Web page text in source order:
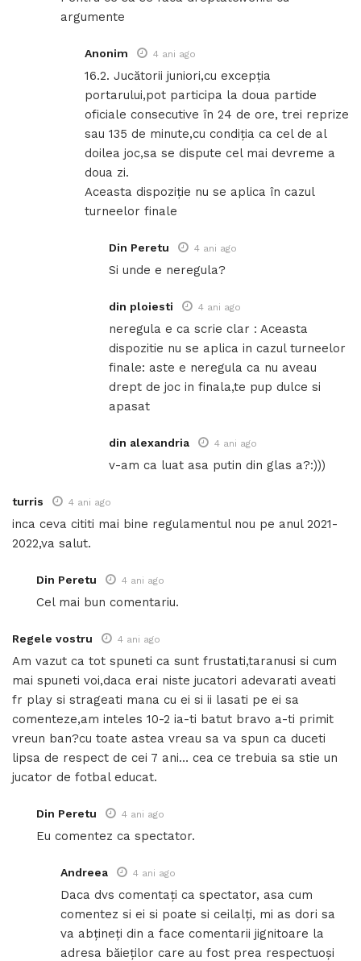
argumente
Anonim 4 ani ago
16.2. Jucătorii juniori,cu excepția
portarului,pot participa la doua partide
oficiale consecutive în 24 de ore, trei reprize
sau 135 de minute,cu condiția ca cel de al
doilea joc,sa se dispute cel mai devreme a
doua zi.
Aceasta dispoziție nu se aplica în cazul
turneelor finale
Din Peretu 4 ani ago
Si unde e neregula?
din ploiesti 4 ani ago
neregula e ca scrie clar : Aceasta
dispozitie nu se aplica in cazul turneelor
finale: aste e neregula ca nu aveau
drept de joc in finala,te pup dulce si
apasat
din alexandria 4 ani ago
v-am ca luat asa putin din glas a?:)))
turris 4 ani ago
inca ceva cititi mai bine regulamentul nou pe anul 2021-
2022,va salut.
Din Peretu 4 ani ago
Cel mai bun comentariu.
Regele vostru 4 ani ago
Am vazut ca tot spuneti ca sunt frustati,taranusi si cum
mai spuneti voi,daca erai niste jucatori adevarati aveati
fr play si strageati mana cu ei si ii lasati pe ei sa
comenteze,am inteles 10-2 ia-ti batut bravo a-ti primit
vreun ban?cu toate astea vreau sa va spun ca duceti
lipsa de respect de cei 7 ani… cea ce trebuia sa stie un
jucator de fotbal educat.
Din Peretu 4 ani ago
Eu comentez ca spectator.
Andreea 4 ani ago
Daca dvs comentați ca spectator, asa cum
comentez si ei si poate si ceilalți, mi as dori sa
va abțineți din a face comentarii jignitoare la
adresa băieților care au fost prea respectuoși